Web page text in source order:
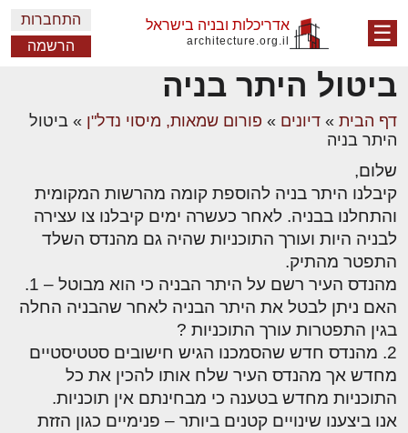
☰ אדריכלות ובניה בישראל
architecture.org.il
התחברות
הרשמה
ביטול היתר בניה
דף הבית » דיונים » פורום שמאות, מיסוי נדל"ן » ביטול
היתר בניה
שלום,
קיבלנו היתר בניה להוספת קומה מהרשות המקומית
והתחלנו בבניה. לאחר כעשרה ימים קיבלנו צו עצירה
לבניה היות ועורך התוכניות שהיה גם מהנדס השלד
התפטר מהתיק.
מהנדס העיר רשם על היתר הבניה כי הוא מבוטל – 1.
האם ניתן לבטל את היתר הבניה לאחר שהבניה החלה
בגין התפטרות עורך התוכניות ?
2. מהנדס חדש שהסמכנו הגיש חישובים סטטיסטיים
מחדש אך מהנדס העיר שלח אותו להכין את כל
התוכניות מחדש בטענה כי מבחינתם אין תוכניות.
אנו ביצענו שינויים קטנים ביותר – פנימיים כגון הזזת